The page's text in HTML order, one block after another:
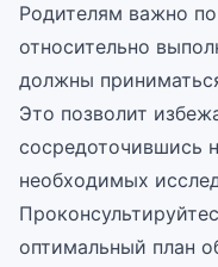
Родителям важно
относительно
должны
Это позволит
сосредоточившись
необходимых
оптимальный план